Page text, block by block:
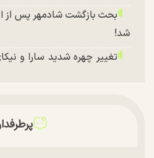
بحث بازگشت شادمهر پس از
شد!
تغییر چهره شدید سارا و
چند تصویر بسیار زیبا و جدید